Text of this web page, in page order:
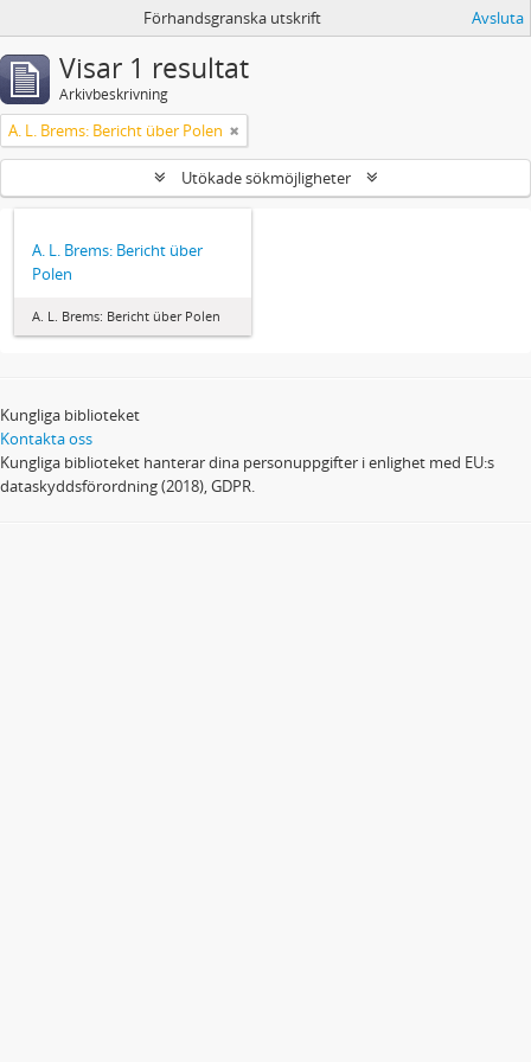
Förhandsgranska utskrift Avsluta
Visar 1 resultat
Arkivbeskrivning
A. L. Brems: Bericht über Polen
Utökade sökmöjligheter
A. L. Brems: Bericht über
Polen
A. L. Brems: Bericht über Polen
Kungliga biblioteket
Kontakta oss
Kungliga biblioteket hanterar dina personuppgifter i enlighet med EU:s
dataskyddsförordning (2018), GDPR.